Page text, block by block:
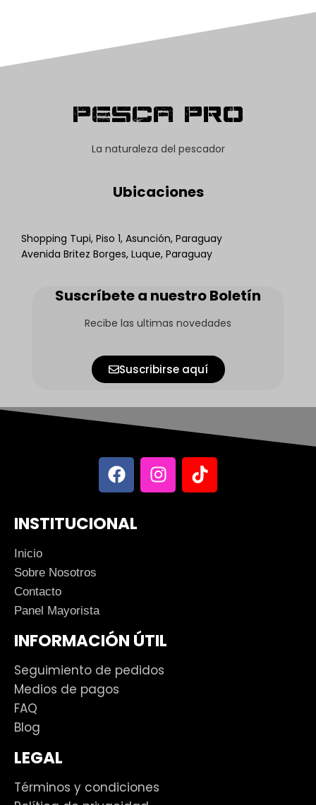
Pesca Pro
La naturaleza del pescador
Ubicaciones
Shopping Tupi, Piso 1, Asunción, Paraguay
Avenida Britez Borges, Luque, Paraguay
Suscríbete a nuestro Boletín
Recibe las ultimas novedades
Suscribirse aquí
INSTITUCIONAL
Inicio
Sobre Nosotros
Contacto
Panel Mayorista
INFORMACIÓN ÚTIL
Seguimiento de pedidos
Medios de pagos
FAQ
Blog
LEGAL
Términos y condiciones